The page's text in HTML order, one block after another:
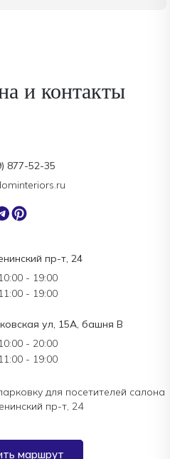
и контакты
пр-т, 24
- 19:00
- 19:00
ул, 15А, башня В
- 20:00
- 19:00
для посетителей салона
пр-т, 24
маршрут
877-52-35